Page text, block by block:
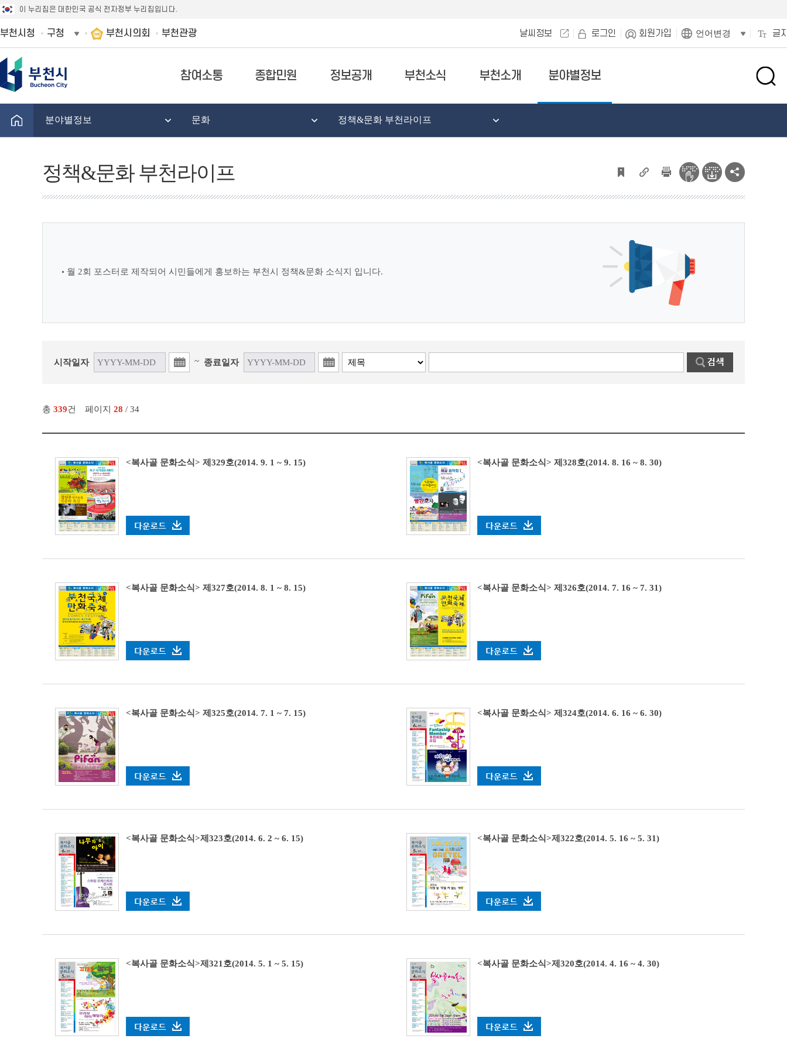
이 누리집은 대한민국 공식 전자정부 누리집입니다.
부천시청 구청 부천시의회 부천관광 날씨정보 로그인 회원가입 언어변경 글
참여소통 종합민원 정보공개 부천소식 부천소개 분야별정보
검
창
분야별정보 문화 정책&문화 부천라이프
정책&문화 부천라이프
월 2회 포스터로 제작되어 시민들에게 홍보하는 부천시 정책&문화 소식지 입니다.
시작일자 ~ 종료일자
총 339건 페이지 28 / 34
<복사골 문화소식> 제329호(2014. 9. 1 ~ 9. 15) <복사골 문화소식> 제328호(2014. 8. 16 ~ 8. 30)
<복사골 문화소식> 제327호(2014. 8. 1 ~ 8. 15) <복사골 문화소식> 제326호(2014. 7. 16 ~ 7. 31)
<복사골 문화소식> 제325호(2014. 7. 1 ~ 7. 15) <복사골 문화소식> 제324호(2014. 6. 16 ~ 6. 30)
<복사골 문화소식>제323호(2014. 6. 2 ~ 6. 15) <복사골 문화소식>제322호(2014. 5. 16 ~ 5. 31)
<복사골 문화소식>제321호(2014. 5. 1 ~ 5. 15) <복사골 문화소식>제320호(2014. 4. 16 ~ 4. 30)